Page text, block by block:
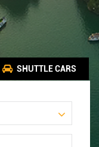
SHUTTLE CARS